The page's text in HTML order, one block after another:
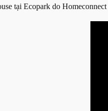
tại Ecopark do